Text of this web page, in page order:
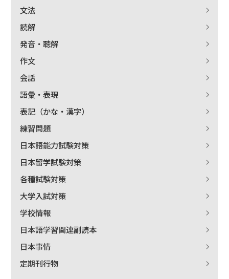
文法
読解
発音・聴解
作文
会話
語彙・表現
表記（かな・漢字）
練習問題
日本語能力試験対策
日本留学試験対策
各種試験対策
大学入試対策
学校情報
日本語学習関連副読本
日本事情
定期刊行物